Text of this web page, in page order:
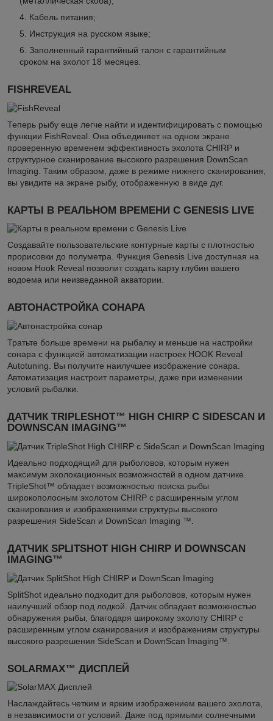
Кабель питания;
Инструкция на русском языке;
Заполненный гарантийный талон с гарантийным
сроком на эхолот 18 месяцев.
FISHREVEAL
Теперь рыбу еще легче найти и идентифицировать с помощью
функции FishReveal. Она объединяет на одном экране
проверенную временем эффективность эхолота CHIRP и
структурное сканирование высокого разрешения DownScan
Imaging. Таким образом, даже в режиме нижнего сканирования,
вы увидите на экране рыбу, отображенную в виде дуг.
КАРТЫ В РЕАЛЬНОМ ВРЕМЕНИ С GENESIS LIVE
Создавайте пользовательские контурные карты с плотностью
прорисовки до полуметра. Функция Genesis Live доступная на
новом Hook Reveal позволит создать карту глубин вашего
водоема или неизведанной акватории.
АВТОНАСТРОЙКА СОНАРА
Тратьте больше времени на рыбалку и меньше на настройки
сонара с функцией автоматизации настроек HOOK Reveal
Autotuning. Вы получите наилучшее изображение сонара.
Автоматизация настроит параметры, даже при изменении
условий рыбалки.
ДАТЧИК TRIPLESHOT™ HIGH CHIRP С SIDESCAN И
DOWNSCAN IMAGING™
Идеально подходящий для рыболовов, которым нужен
максимум эхолокационных возможностей в одном датчике.
TripleShot™ обладает возможностью поиска рыбы
широкополосным эхолотом CHIRP с расширенным углом
сканирования и изображениями структуры высокого
разрешения SideScan и DownScan Imaging ™.
ДАТЧИК SPLITSHOT HIGH CHIRP И DOWNSCAN
IMAGING™
SplitShot идеально подходит для рыболовов, которым нужен
наилучший обзор под лодкой. Датчик обладает возможностью
обнаружения рыбы, благодаря широкому эхолоту CHIRP с
расширенным углом сканирования и изображениям структуры
высокого разрешения SideScan и DownScan Imaging™.
SOLARMAX™ ДИСПЛЕЙ
Наслаждайтесь четким и ярким изображением вашего эхолота,
в независимости от условий. Даже под прямыми солнечными